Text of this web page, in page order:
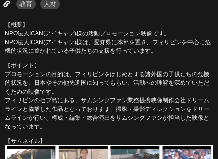
教育 人材
【概要】
NPO法人ICAN(アイキャン)様の活動プロモーション映像です。
NPO法人ICAN(アイキャン)様は、愛知県に本部を置き、フィリピンを中心に危
機的状況に置かれている子供たちの支援を行っています。
【ポイント】
プロモーションの目的は、フィリピンをはじめとする諸外国の子供たちの危機
的状況を、日本やその他先進国に知ってもらい、活動への理解を深めていただ
くための映像です。
フィリピンのセブ島にある、サムシングファン業務提携映像制作会社ドリーム
ラインと協業した作品となっております。撮影・撮影ディレクションをドリー
ムラインが行い、構成・編集・総合演出をサムシングファンが担当した映像と
なっています。
【サムネイル】